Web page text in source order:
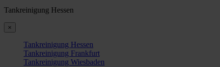
Tankreinigung Hessen
×
Tankreinigung Hessen
Tankreinigung Frankfurt
Tankreinigung Wiesbaden